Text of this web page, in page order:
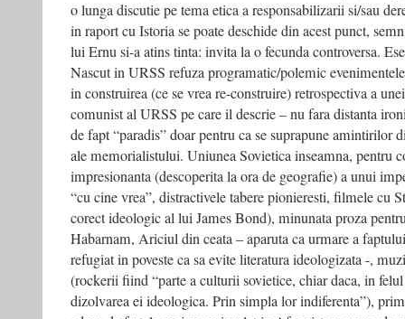
o lunga discutie pe tema etica a responsabilizarii si/sau
in raport cu Istoria se poate deschide din acest punct,
lui Ernu si-a atins tinta: invita la o fecunda controversa.
Nascut in URSS refuza programatic/polemic
in construirea (ce se vrea re-construire) retrospectiva a
comunist al URSS pe care il descrie – nu fara distanta
de fapt “paradis” doar pentru ca se suprapune amintirilor
ale memorialistului. Uniunea Sovietica inseamna, pentru
impresionanta (descoperita la ora de geografie) a unui
“cu cine vrea”, distractivele tabere pionieresti, filmele cu
corect ideologic al lui James Bond), minunata proza
Habarnam, Ariciul din ceata – aparuta ca urmare a
refugiat in poveste ca sa evite literatura ideologizata -,
(rockerii fiind “parte a culturii sovietice, chiar daca, in
dizolvarea ei ideologica. Prin simpla lor indiferenta”),